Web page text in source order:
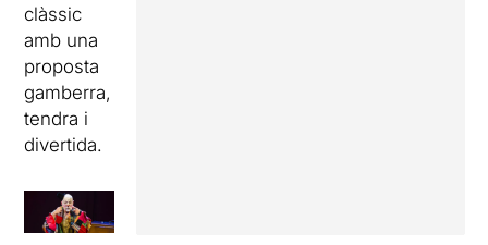
clàssic
amb una
proposta
gamberra,
tendra i
divertida.